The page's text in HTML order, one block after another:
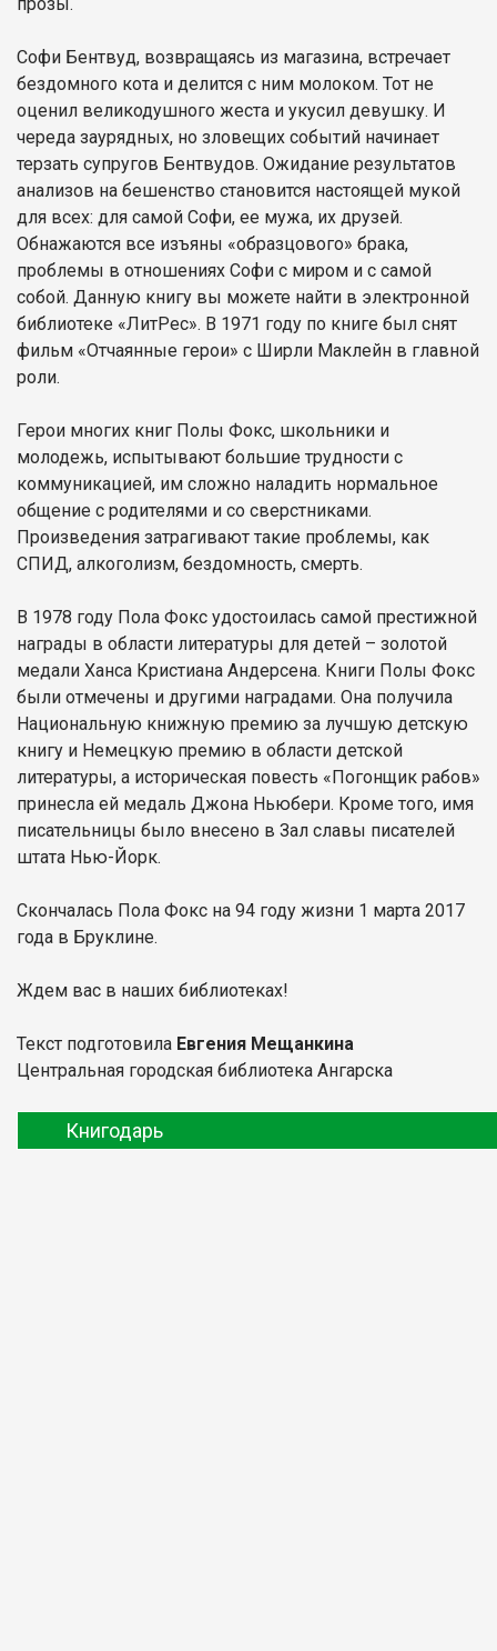
Софи Бентвуд, возвращаясь из магазина, встречает
бездомного кота и делится с ним молоком. Тот не
оценил великодушного жеста и укусил девушку. И
череда заурядных, но зловещих событий начинает
терзать супругов Бентвудов. Ожидание результатов
анализов на бешенство становится настоящей мукой
для всех: для самой Софи, ее мужа, их друзей.
Обнажаются все изъяны «образцового» брака,
проблемы в отношениях Софи с миром и с самой
собой. Данную книгу вы можете найти в электронной
библиотеке «ЛитРес». В 1971 году по книге был снят
фильм «Отчаянные герои» с Ширли Маклейн в главной
роли.
Герои многих книг Полы Фокс, школьники и
молодежь, испытывают большие трудности с
коммуникацией, им сложно наладить нормальное
общение с родителями и со сверстниками.
Произведения затрагивают такие проблемы, как
СПИД, алкоголизм, бездомность, смерть.
В 1978 году Пола Фокс удостоилась самой престижной
награды в области литературы для детей – золотой
медали Ханса Кристиана Андерсена. Книги Полы Фокс
были отмечены и другими наградами. Она получила
Национальную книжную премию за лучшую детскую
книгу и Немецкую премию в области детской
литературы, а историческая повесть «Погонщик рабов»
принесла ей медаль Джона Ньюбери. Кроме того, имя
писательницы было внесено в Зал славы писателей
штата Нью-Йорк.
Скончалась Пола Фокс на 94 году жизни 1 марта 2017
года в Бруклине.
Ждем вас в наших библиотеках!
Текст подготовила Евгения Мещанкина
Центральная городская библиотека Ангарска
Книгодарь